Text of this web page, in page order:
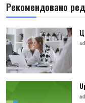
Рекомендовано